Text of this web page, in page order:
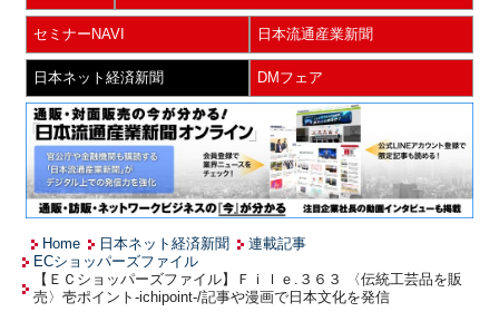
セミナーNAVI 日本流通産業新聞
日本ネット経済新聞 DMフェア
Home 日本ネット経済新聞
連載記事
ECショッパーズファイル
【ＥＣショッパーズファイル】Ｆｉｌｅ.３６３ 〈伝統工芸品を販
売〉壱ポイント-ichipoint-/記事や漫画で日本文化を発信